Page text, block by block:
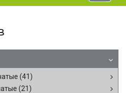
(41)
(21)